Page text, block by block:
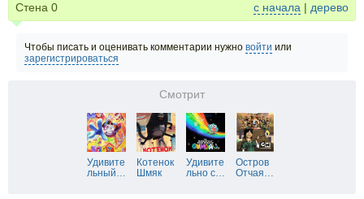
Стена 0 с начала | дерево
Чтобы писать и оценивать комментарии нужно войти или
зарегистрироваться
Смотрит
Удивите
льный…
Котенок
Шмяк
Удивите
льно с…
Остров
Отчая…